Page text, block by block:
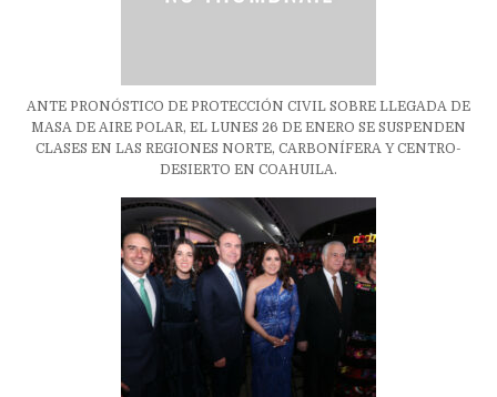
ANTE PRONÓSTICO DE PROTECCIÓN CIVIL SOBRE LLEGADA DE
MASA DE AIRE POLAR, EL LUNES 26 DE ENERO SE SUSPENDEN
CLASES EN LAS REGIONES NORTE, CARBONÍFERA Y CENTRO-
DESIERTO EN COAHUILA.